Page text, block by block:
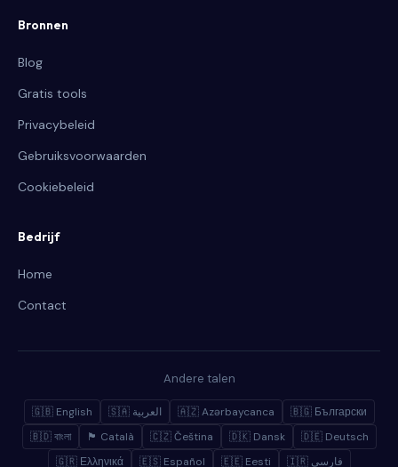
Bronnen
Blog
Gratis tools
Privacybeleid
Gebruiksvoorwaarden
Cookiebeleid
Bedrijf
Home
Contact
Andere talen
🇬🇧 English 🇸🇦 العربية 🇦🇿 Azərbaycanca
🇧🇬 Български
🇧🇩 বাংলা
🏴 Català 🇨🇿 Čeština 🇩🇰 Dansk
🇩🇪 Deutsch
🇬🇷 Ελληνικά
🇪🇸 Español 🇪🇪 Eesti 🇮🇷 فارسی